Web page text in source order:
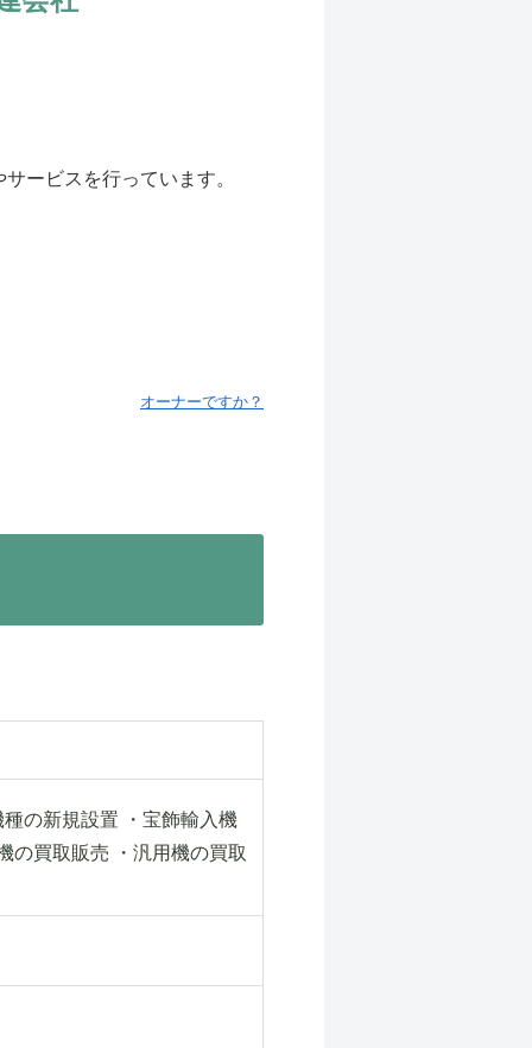
ービスを行っています。
オーナーですか？
の新規設置 ・宝飾輸入機
の買取販売 ・汎用機の買取